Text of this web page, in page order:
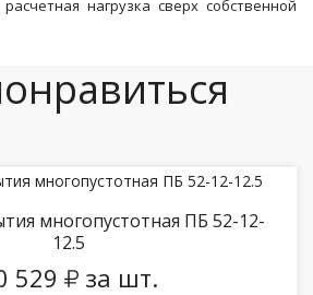
нагрузка сверх собственной
многопустотная ПБ 52-12-
12.5
529 за шт.